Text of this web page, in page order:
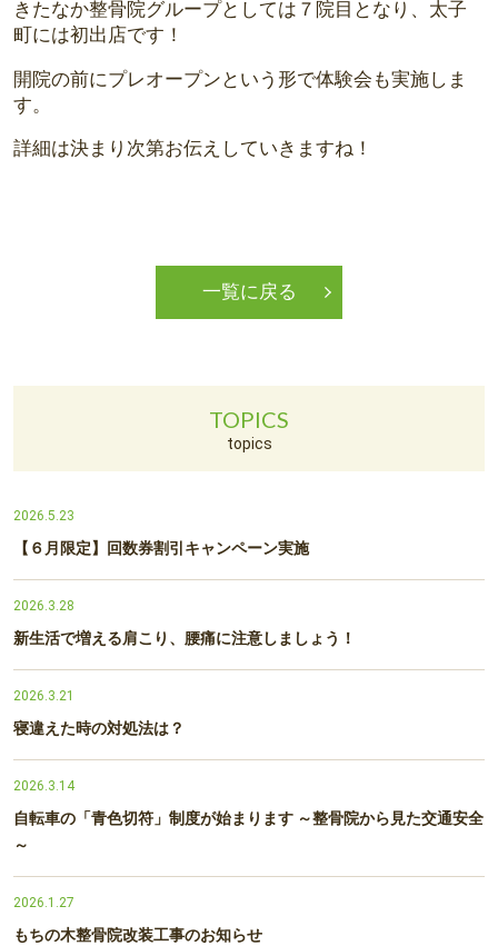
きたなか整骨院グループとしては７院目となり、太子
町には初出店です！
開院の前にプレオープンという形で体験会も実施しま
す。
詳細は決まり次第お伝えしていきますね！
一覧に戻る
TOPICS
topics
2026.5.23
【６月限定】回数券割引キャンペーン実施
2026.3.28
新生活で増える肩こり、腰痛に注意しましょう！
2026.3.21
寝違えた時の対処法は？
2026.3.14
自転車の「青色切符」制度が始まります ～整骨院から見た交通安全
～
2026.1.27
もちの木整骨院改装工事のお知らせ